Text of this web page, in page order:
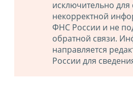
исключительно
некорректной
ФНС России и не
обратной связи.
направляется
России для